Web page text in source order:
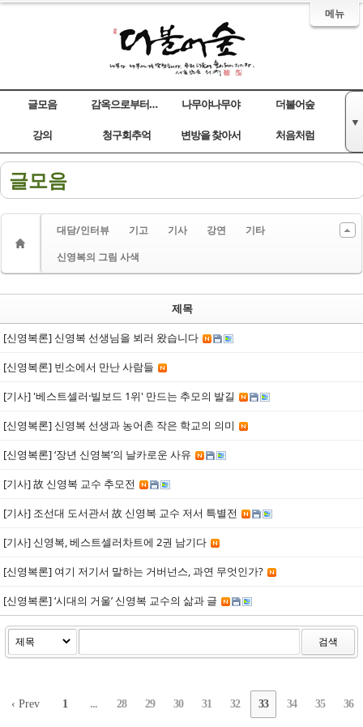
메뉴
글모음 감옥으로부터의 사색 나무야나무야 더불어숲
강의
▼
청구회추억
변방을 찾아서 처음처럼
글모음
대담/인터뷰 기고 기사 강연
기타
신영복의 그림 사색
제목
[신영복론] 신영복 선생님을 뵈러 왔습니다
[신영복론] 빈소에서 만난 사람들
[기사] '베스트셀러·빌보드 1위' 만드는 추모의 발길
[신영복론] 신영복 선생과 농어촌 작은 학교의 의미
[신영복론] ‘장년 신영복’의 날카로운 사유
[기사] 故 신영복 교수 추모전
[기사] 조선대 도서관서 故 신영복 교수 저서 특별전
[기사] 신영복, 베스트셀러차트에 2권 남기다
[신영복론] 여기 저기서 말하는 거버넌스, 과연 무엇인가?
[신영복론] ‘시대의 거울’ 신영복 교수의 삶과 글
검색
‹ Prev 1 ... 28 29 30 31 32 33 34 35 36
Sketchbook5, 스케치북5
Sketchbook5, 스케치북5
Sketchbook5, 스케치북5
Sketchbook5, 스케치북5